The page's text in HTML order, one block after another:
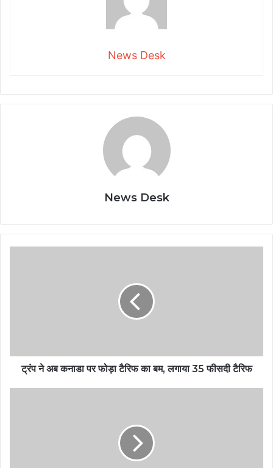
News Desk
News Desk
ट्रंप ने अब कनाडा पर फोड़ा टैरिफ का बम, लगाया 35 फीसदी टैरिफ